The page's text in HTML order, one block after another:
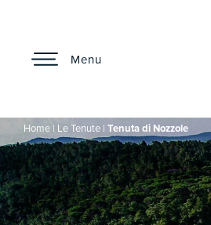
Menu
Home | Le Tenute | Tenuta di Nozzole